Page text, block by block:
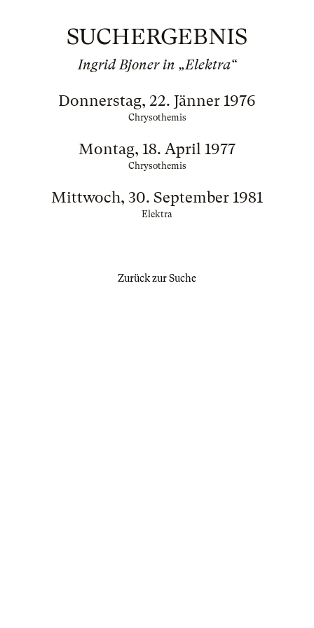
SUCHERGEBNIS
Ingrid Bjoner in „Elektra“
Donnerstag, 22. Jänner 1976
Chrysothemis
Montag, 18. April 1977
Chrysothemis
Mittwoch, 30. September 1981
Elektra
Zurück zur Suche